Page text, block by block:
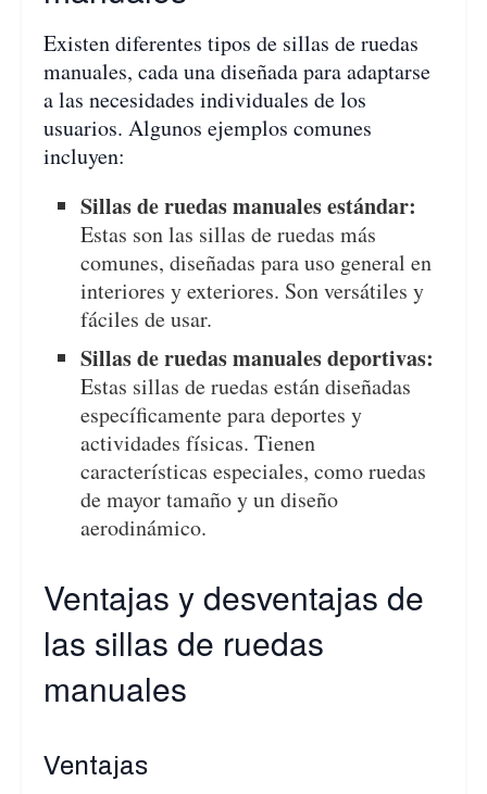
Existen diferentes tipos de sillas de ruedas
manuales, cada una diseñada para adaptarse
a las necesidades individuales de los
usuarios. Algunos ejemplos comunes
incluyen:
Sillas de ruedas manuales estándar:
Estas son las sillas de ruedas más
comunes, diseñadas para uso general en
interiores y exteriores. Son versátiles y
fáciles de usar.
Sillas de ruedas manuales deportivas:
Estas sillas de ruedas están diseñadas
específicamente para deportes y
actividades físicas. Tienen
características especiales, como ruedas
de mayor tamaño y un diseño
aerodinámico.
Ventajas y desventajas de
las sillas de ruedas
manuales
Ventajas